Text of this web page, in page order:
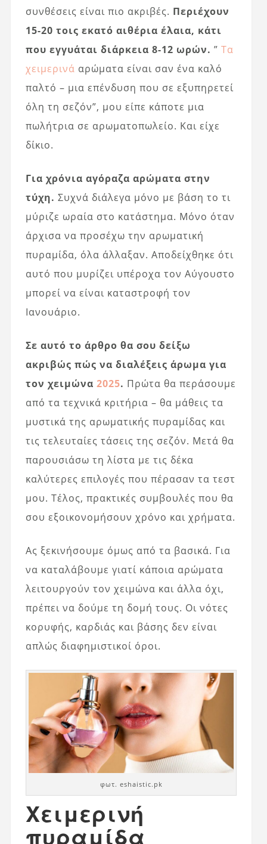
συνθέσεις είναι πιο ακριβές. Περιέχουν
15-20 τοις εκατό αιθέρια έλαια, κάτι
που εγγυάται διάρκεια 8-12 ωρών. ” Τα
χειμερινά αρώματα είναι σαν ένα καλό
παλτό – μια επένδυση που σε εξυπηρετεί
όλη τη σεζόν”, μου είπε κάποτε μια
πωλήτρια σε αρωματοπωλείο. Και είχε
δίκιο.
Για χρόνια αγόραζα αρώματα στην
τύχη. Συχνά διάλεγα μόνο με βάση το τι
μύριζε ωραία στο κατάστημα. Μόνο όταν
άρχισα να προσέχω την αρωματική
πυραμίδα, όλα άλλαξαν. Αποδείχθηκε ότι
αυτό που μυρίζει υπέροχα τον Αύγουστο
μπορεί να είναι καταστροφή τον
Ιανουάριο.
Σε αυτό το άρθρο θα σου δείξω
ακριβώς πώς να διαλέξεις άρωμα για
τον χειμώνα 2025. Πρώτα θα περάσουμε
από τα τεχνικά κριτήρια – θα μάθεις τα
μυστικά της αρωματικής πυραμίδας και
τις τελευταίες τάσεις της σεζόν. Μετά θα
παρουσιάσω τη λίστα με τις δέκα
καλύτερες επιλογές που πέρασαν τα τεστ
μου. Τέλος, πρακτικές συμβουλές που θα
σου εξοικονομήσουν χρόνο και χρήματα.
Ας ξεκινήσουμε όμως από τα βασικά. Για
να καταλάβουμε γιατί κάποια αρώματα
λειτουργούν τον χειμώνα και άλλα όχι,
πρέπει να δούμε τη δομή τους. Οι νότες
κορυφής, καρδιάς και βάσης δεν είναι
απλώς διαφημιστικοί όροι.
φωτ. eshaistic.pk
Χειμερινή
πυραμίδα